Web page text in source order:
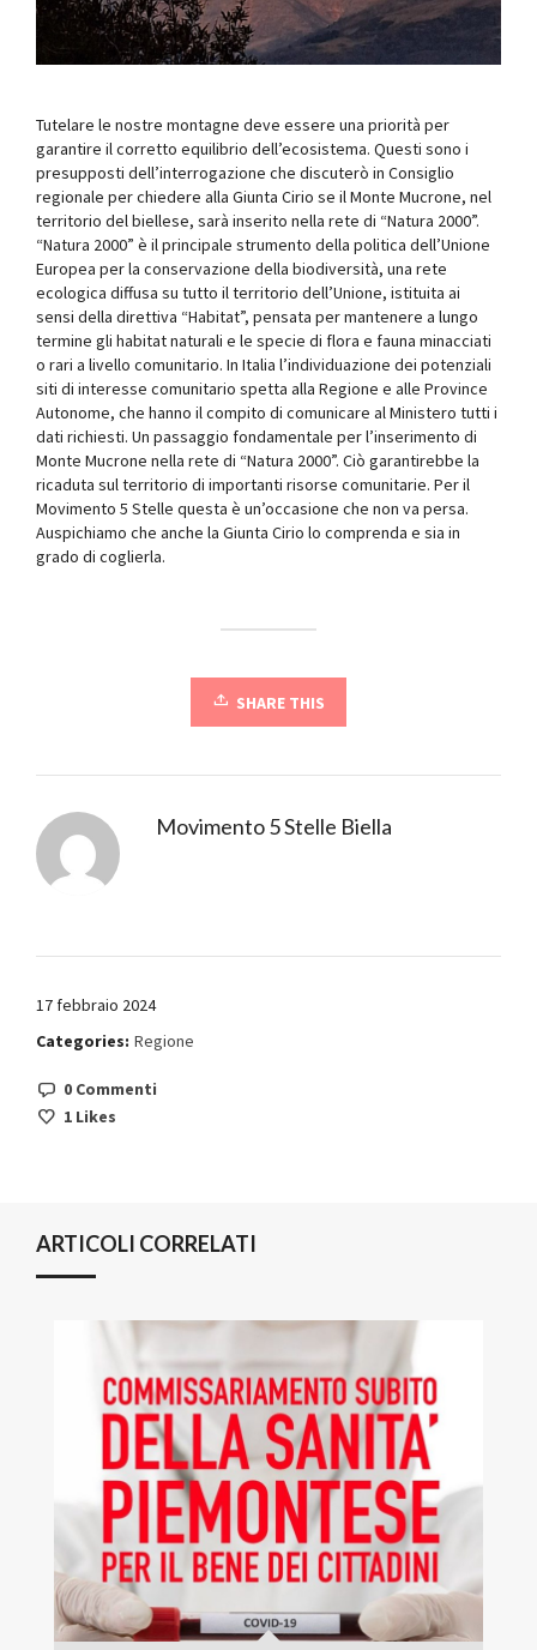
Tutelare le nostre montagne deve essere una priorità per
garantire il corretto equilibrio dell’ecosistema. Questi sono i
presupposti dell’interrogazione che discuterò in Consiglio
regionale per chiedere alla Giunta Cirio se il Monte Mucrone, nel
territorio del biellese, sarà inserito nella rete di “Natura 2000”.
“Natura 2000” è il principale strumento della politica dell’Unione
Europea per la conservazione della biodiversità, una rete
ecologica diffusa su tutto il territorio dell’Unione, istituita ai
sensi della direttiva “Habitat”, pensata per mantenere a lungo
termine gli habitat naturali e le specie di flora e fauna minacciati
o rari a livello comunitario. In Italia l’individuazione dei potenziali
siti di interesse comunitario spetta alla Regione e alle Province
Autonome, che hanno il compito di comunicare al Ministero tutti i
dati richiesti. Un passaggio fondamentale per l’inserimento di
Monte Mucrone nella rete di “Natura 2000”. Ciò garantirebbe la
ricaduta sul territorio di importanti risorse comunitarie. Per il
Movimento 5 Stelle questa è un’occasione che non va persa.
Auspichiamo che anche la Giunta Cirio lo comprenda e sia in
grado di coglierla.
SHARE THIS
Movimento 5 Stelle Biella
17 febbraio 2024
Categories: Regione
0 Commenti
1 Likes
ARTICOLI CORRELATI